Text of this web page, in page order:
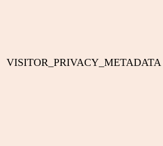
VISITOR_PRIVACY_METADATA